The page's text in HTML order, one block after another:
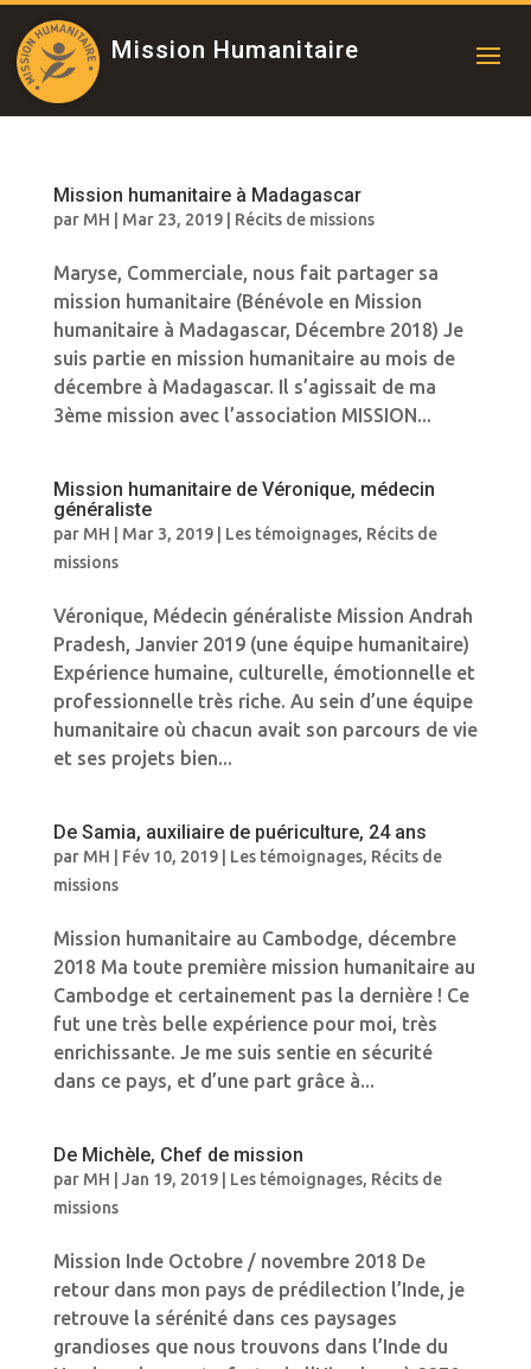
Mission Humanitaire
Mission humanitaire à Madagascar
par MH Mar 23, 2019| Récits de missions
Maryse, Commerciale, nous fait partager sa
mission humanitaire (Bénévole en Mission
humanitaire à Madagascar, Décembre 2018) Je
suis partie en mission humanitaire au mois de
décembre à Madagascar. Il s’agissait de ma
3ème mission avec l’association MISSION...
Mission humanitaire de Véronique, médecin
généraliste
par MH Mar 3, 2019| Les témoignages, Récits de
missions
Véronique, Médecin généraliste Mission Andrah
Pradesh, Janvier 2019 (une équipe humanitaire)
Expérience humaine, culturelle, émotionnelle et
professionnelle très riche. Au sein d’une équipe
humanitaire où chacun avait son parcours de vie
et ses projets bien...
De Samia, auxiliaire de puériculture, 24 ans
par MH Fév 10, 2019| Les témoignages, Récits de
missions
Mission humanitaire au Cambodge, décembre
2018 Ma toute première mission humanitaire au
Cambodge et certainement pas la dernière ! Ce
fut une très belle expérience pour moi, très
enrichissante. Je me suis sentie en sécurité
dans ce pays, et d’une part grâce à...
De Michèle, Chef de mission
par MH Jan 19, 2019| Les témoignages, Récits de
missions
Mission Inde Octobre / novembre 2018 De
retour dans mon pays de prédilection l’Inde, je
retrouve la sérénité dans ces paysages
grandioses que nous trouvons dans l’Inde du